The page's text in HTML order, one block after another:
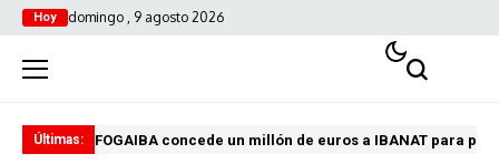
Hoy domingo , 9 agosto 2026
Últimas: FOGAIBA concede un millón de euros a IBANAT para